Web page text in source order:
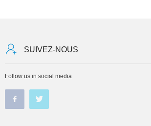
SUIVEZ-NOUS
Follow us in social media